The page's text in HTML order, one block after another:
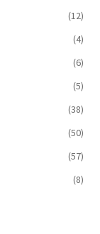
(12)
(4)
(6)
(5)
(38)
(50)
(57)
(8)